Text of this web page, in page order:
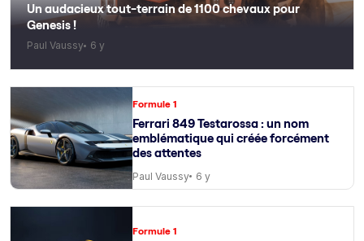
Un audacieux tout-terrain de 1100 chevaux pour
Genesis !
Paul Vaussy 6 y
Formule 1
Ferrari 849 Testarossa : un nom
emblématique qui créée forcément
des attentes
Paul Vaussy 6 y
Formule 1